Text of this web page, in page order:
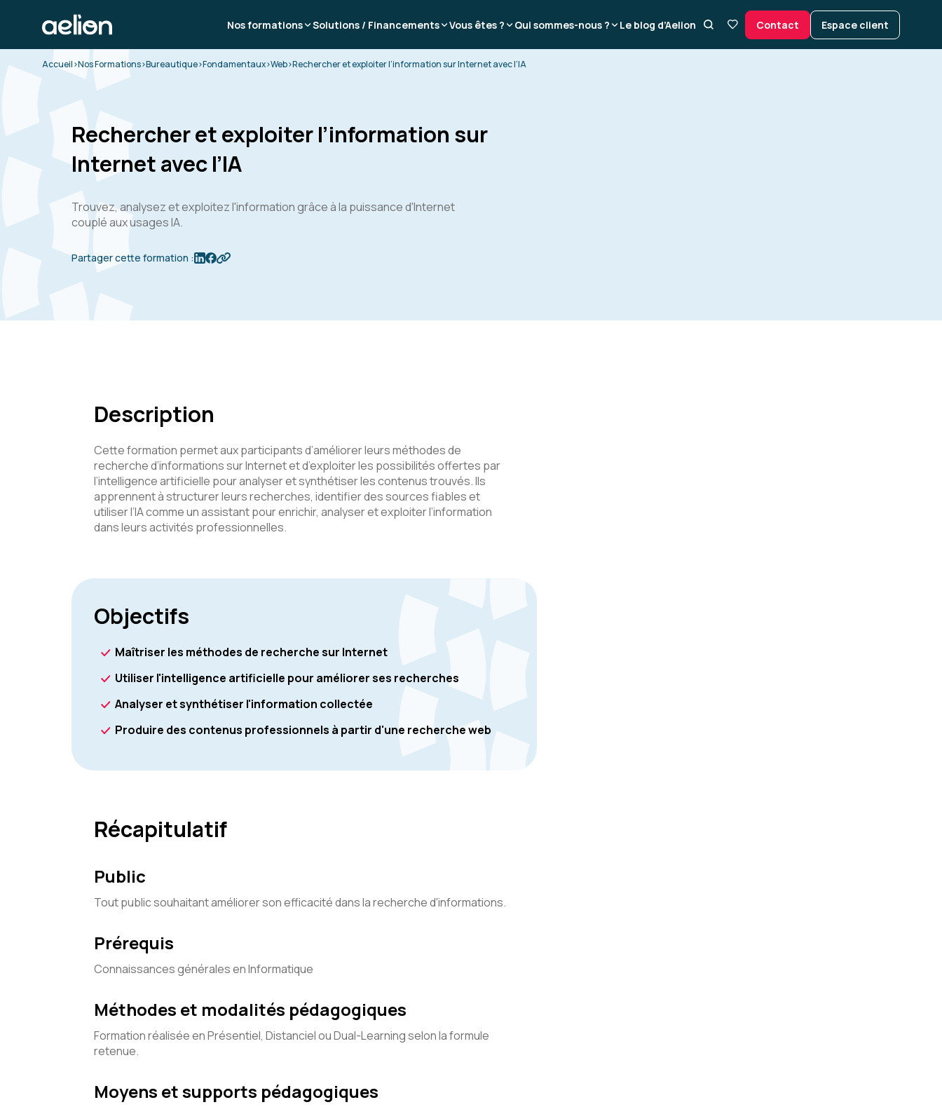
Nos formations Solutions / Financements Vous êtes ? Qui sommes-nous ? Le blog d’Aelion Contact Espace client
Accueil>Nos Formations>Bureautique>Fondamentaux>Web>Rechercher et exploiter l’information sur Internet avec l’IA
Rechercher et exploiter l’information sur
Internet avec l’IA
Trouvez, analysez et exploitez l'information grâce à la puissance d'Internet
couplé aux usages IA.
Partager cette formation :
Description
Cette formation permet aux participants d’améliorer leurs méthodes de
recherche d’informations sur Internet et d’exploiter les possibilités offertes par
l’intelligence artificielle pour analyser et synthétiser les contenus trouvés. Ils
apprennent à structurer leurs recherches, identifier des sources fiables et
utiliser l’IA comme un assistant pour enrichir, analyser et exploiter l’information
dans leurs activités professionnelles.
Objectifs
Maîtriser les méthodes de recherche sur Internet
Utiliser l'intelligence artificielle pour améliorer ses recherches
Analyser et synthétiser l'information collectée
Produire des contenus professionnels à partir d'une recherche web
Récapitulatif
Public
Tout public souhaitant améliorer son efficacité dans la recherche d'informations.
Prérequis
Connaissances générales en Informatique
Méthodes et modalités pédagogiques
Formation réalisée en Présentiel, Distanciel ou Dual-Learning selon la formule
retenue.
Moyens et supports pédagogiques